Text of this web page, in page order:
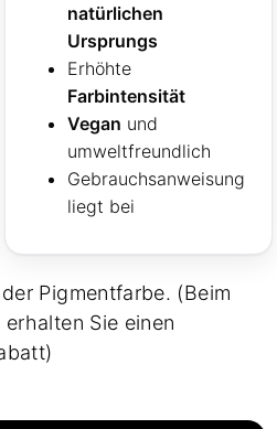
natürlichen
Ursprungs
Erhöhte
Farbintensität
Vegan und
umweltfreundlich
Gebrauchsanweisung
liegt bei
Pigmentfarbe. (Beim
Sie einen